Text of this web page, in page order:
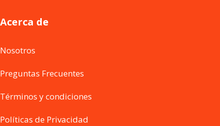
Acerca de
Nosotros
Preguntas Frecuentes
Términos y condiciones
Políticas de Privacidad